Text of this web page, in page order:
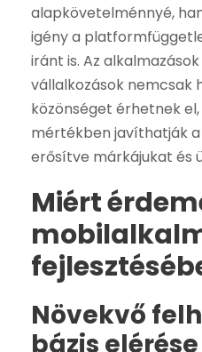
alapkövetelménnyé,
igény a
iránt is. Az
vállalkozások nemcsak
közönséget érhetnek
mértékben javíthatják
erősítve márkájukat és
Miért
Növekvő
bázis elérése